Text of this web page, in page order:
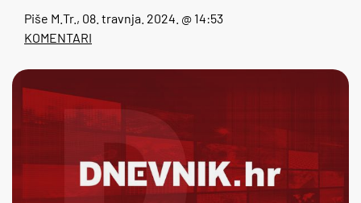
Piše M.Tr. , 08. travnja. 2024. @ 14:53
KOMENTARI